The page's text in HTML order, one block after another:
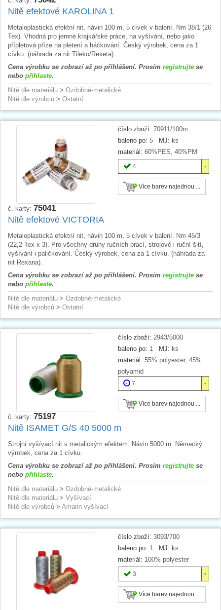
Nitě efektové KAROLINA 1
Metaloplastická efektní nit, návin 100 m, 5 cívek v balení. Nm 38/1 (26
Tex). Vhodná pro jemné krajkářské práce, na vyšívání, nebo jako
přípletová příze na pletení a háčkování. Český výrobek, cena za 1
cívku. (náhrada za nit Tileko/Rexeta).
Cena výrobku se zobrazí až po přihlášení. Prosím registrujte se
nebo přihlaste.
Nitě dle materiálu > Ozdobné-metalické
Nitě dle výrobců > Ostatní
číslo zboží: 70911/100m
baleno po: 5 MJ: ks
materiál: 60%PES, 40%PM
4
Více barev najednou ...
č. karty: 75041
Nitě efektové VICTORIA
Metaloplastická efektní nit, návin 100 m, 5 cívek v balení. Nm 45/3
(22,2 Tex x 3). Pro všechny druhy ručních prací, strojové i ruční šití,
vyšívání i paličkování. Český výrobek, cena za 1 cívku. (náhrada za
nit Rexana).
Cena výrobku se zobrazí až po přihlášení. Prosím registrujte se
nebo přihlaste.
Nitě dle materiálu > Ozdobné-metalické
Nitě dle výrobců > Ostatní
číslo zboží: 2943/5000
baleno po: 1 MJ: ks
materiál: 55% polyester, 45%
polyamid
7
Více barev najednou ...
č. karty: 75197
Nitě ISAMET G/S 40 5000 m
Strojní vyšívací nit s metalickým efektem. Návin 5000 m. Německý
výrobek, cena za 1 cívku.
Cena výrobku se zobrazí až po přihlášení. Prosím registrujte se
nebo přihlaste.
Nitě dle materiálu > Ozdobné-metalické
Nitě dle materiálu > Vyšívací
Nitě dle výrobců > Amann vyšívací
číslo zboží: 3093/700
baleno po: 1 MJ: ks
materiál: 100% polyester
3
Více barev najednou ...